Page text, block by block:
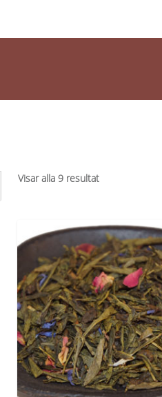
Visar alla 9 resultat